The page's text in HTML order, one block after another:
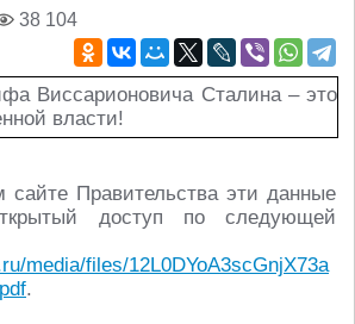
38 104
Правительства эти данные
доступ по следующей
media/files/12L0DYoA3scGnjX73a
.